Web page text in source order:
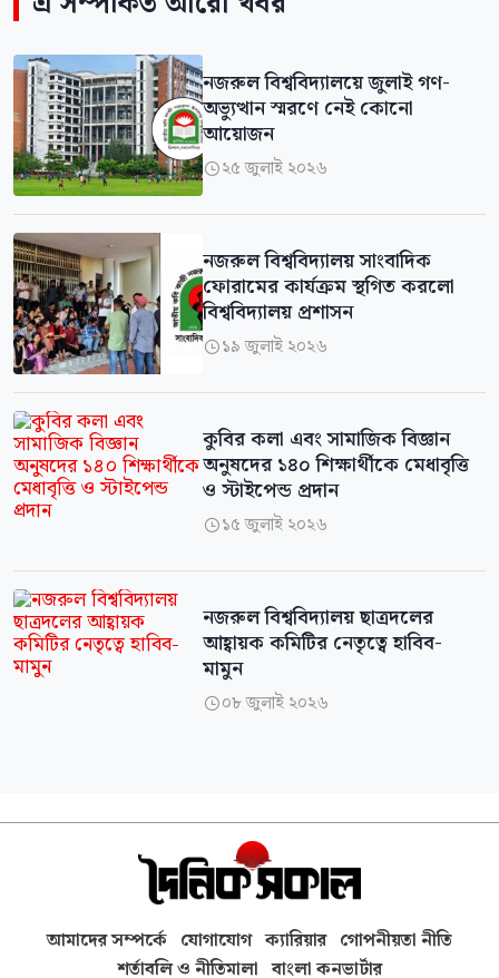
নজরুল বিশ্ববিদ্যালয়ে জুলাই গণ-
অভ্যুত্থান স্মরণে নেই কোনো
আয়োজন
২৫ জুলাই ২০২৬
নজরুল বিশ্ববিদ্যালয় সাংবাদিক
ফোরামের কার্যক্রম স্থগিত করলো
বিশ্ববিদ্যালয় প্রশাসন
১৯ জুলাই ২০২৬
কুবির কলা এবং সামাজিক বিজ্ঞান
অনুষদের ১৪০ শিক্ষার্থীকে মেধাবৃত্তি
ও স্টাইপেন্ড প্রদান
১৫ জুলাই ২০২৬
নজরুল বিশ্ববিদ্যালয় ছাত্রদলের
আহ্বায়ক কমিটির নেতৃত্বে হাবিব-
মামুন
০৮ জুলাই ২০২৬
আমাদের সম্পর্কে যোগাযোগ ক্যারিয়ার গোপনীয়তা নীতি
শর্তাবলি ও নীতিমালা বাংলা কনভার্টার